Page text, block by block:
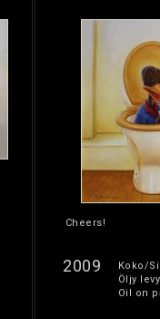
Cheers!
2009
Koko/
Öljy
Oil on